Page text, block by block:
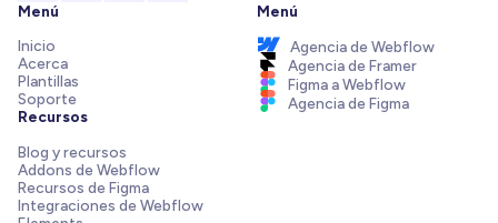
Menú
Inicio
Acerca
Plantillas
Soporte
Recursos
Blog y recursos
Addons de Webflow
Recursos de Figma
Integraciones de Webflow
Menú
Agencia de Webflow
Agencia de Framer
Figma a Webflow
Agencia de Figma